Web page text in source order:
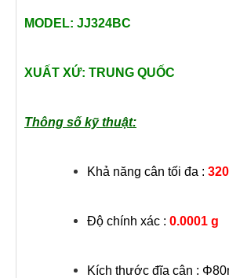
MODEL: JJ324BC
XUẤT XỨ: TRUNG QUỐC
Thông số kỹ thuật:
Khả năng cân tối đa :
Độ chính xác : 0.0001 g
Kích thước đĩa cân :